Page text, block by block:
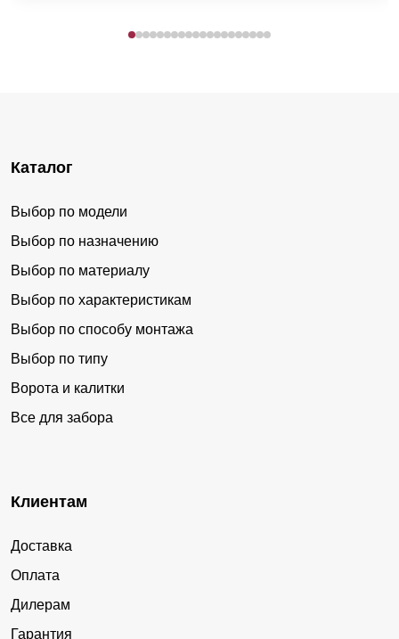
Каталог
Выбор по модели
Выбор по назначению
Выбор по материалу
Выбор по характеристикам
Выбор по способу монтажа
Выбор по типу
Ворота и калитки
Все для забора
Клиентам
Доставка
Оплата
Дилерам
Гарантия